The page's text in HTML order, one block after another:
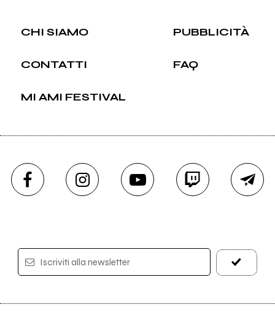
CHI SIAMO PUBBLICITÀ
CONTATTI FAQ
MI AMI FESTIVAL
Iscriviti alla newsletter